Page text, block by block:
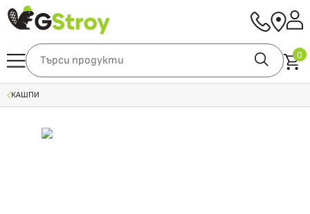
0
КАШПИ